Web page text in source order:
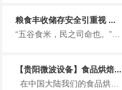
粮食丰收储存安全引重视 ...
“五谷食米，民之司命也。”自古以来，粮食都是人类设备生产、生活和生存的最基本要素，是国家经济发展、社会稳定的重要参照指标...
【贵阳微波设备】食品烘焙...
在中国大陆我们的食品烘焙适用广泛，有着皇室烘焙典范的，还有以超市为主的甜品烘焙，港式鲜饮，中国传统甜品为辅...